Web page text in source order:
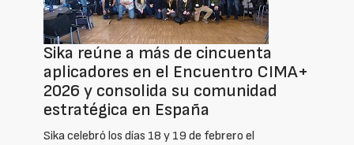
Sika reúne a más de cincuenta
aplicadores en el Encuentro CIMA+
2026 y consolida su comunidad
estratégica en España
Sika celebró los días 18 y 19 de febrero el